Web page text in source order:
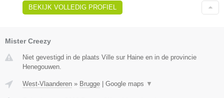
BEKIJK VOLLEDIG PROFIEL
Mister Creezy
Niet gevestigd in de plaats Ville sur Haine en in de provincie
Henegouwen.
West-Vlaanderen » Brugge Google maps ▼